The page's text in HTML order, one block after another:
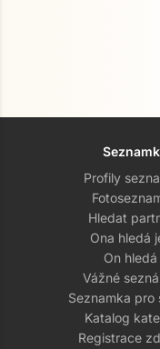
Profily
Hledat
Ona hledá
On hledá
Vážné
Seznamka pro
Katalog
Registrace